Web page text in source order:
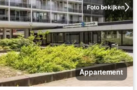
Foto bekijken
Appartement